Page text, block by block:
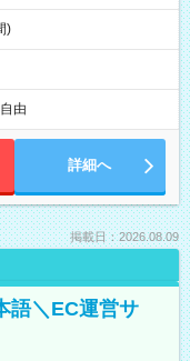
)
由
詳細へ
掲載日：2026.08.09
語＼EC運営サ